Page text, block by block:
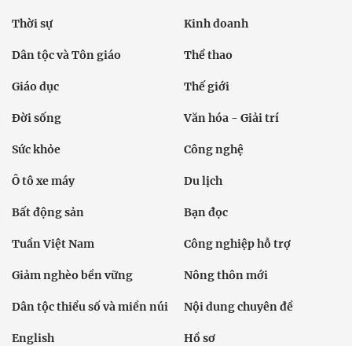
Thời sự Kinh doanh
Dân tộc và Tôn giáo Thể thao
Giáo dục Thế giới
Đời sống Văn hóa - Giải trí
Sức khỏe Công nghệ
Ô tô xe máy Du lịch
Bất động sản Bạn đọc
Tuần Việt Nam Công nghiệp hỗ trợ
Giảm nghèo bền vững Nông thôn mới
Dân tộc thiểu số và miền núi Nội dung chuyên đề
English Hồ sơ